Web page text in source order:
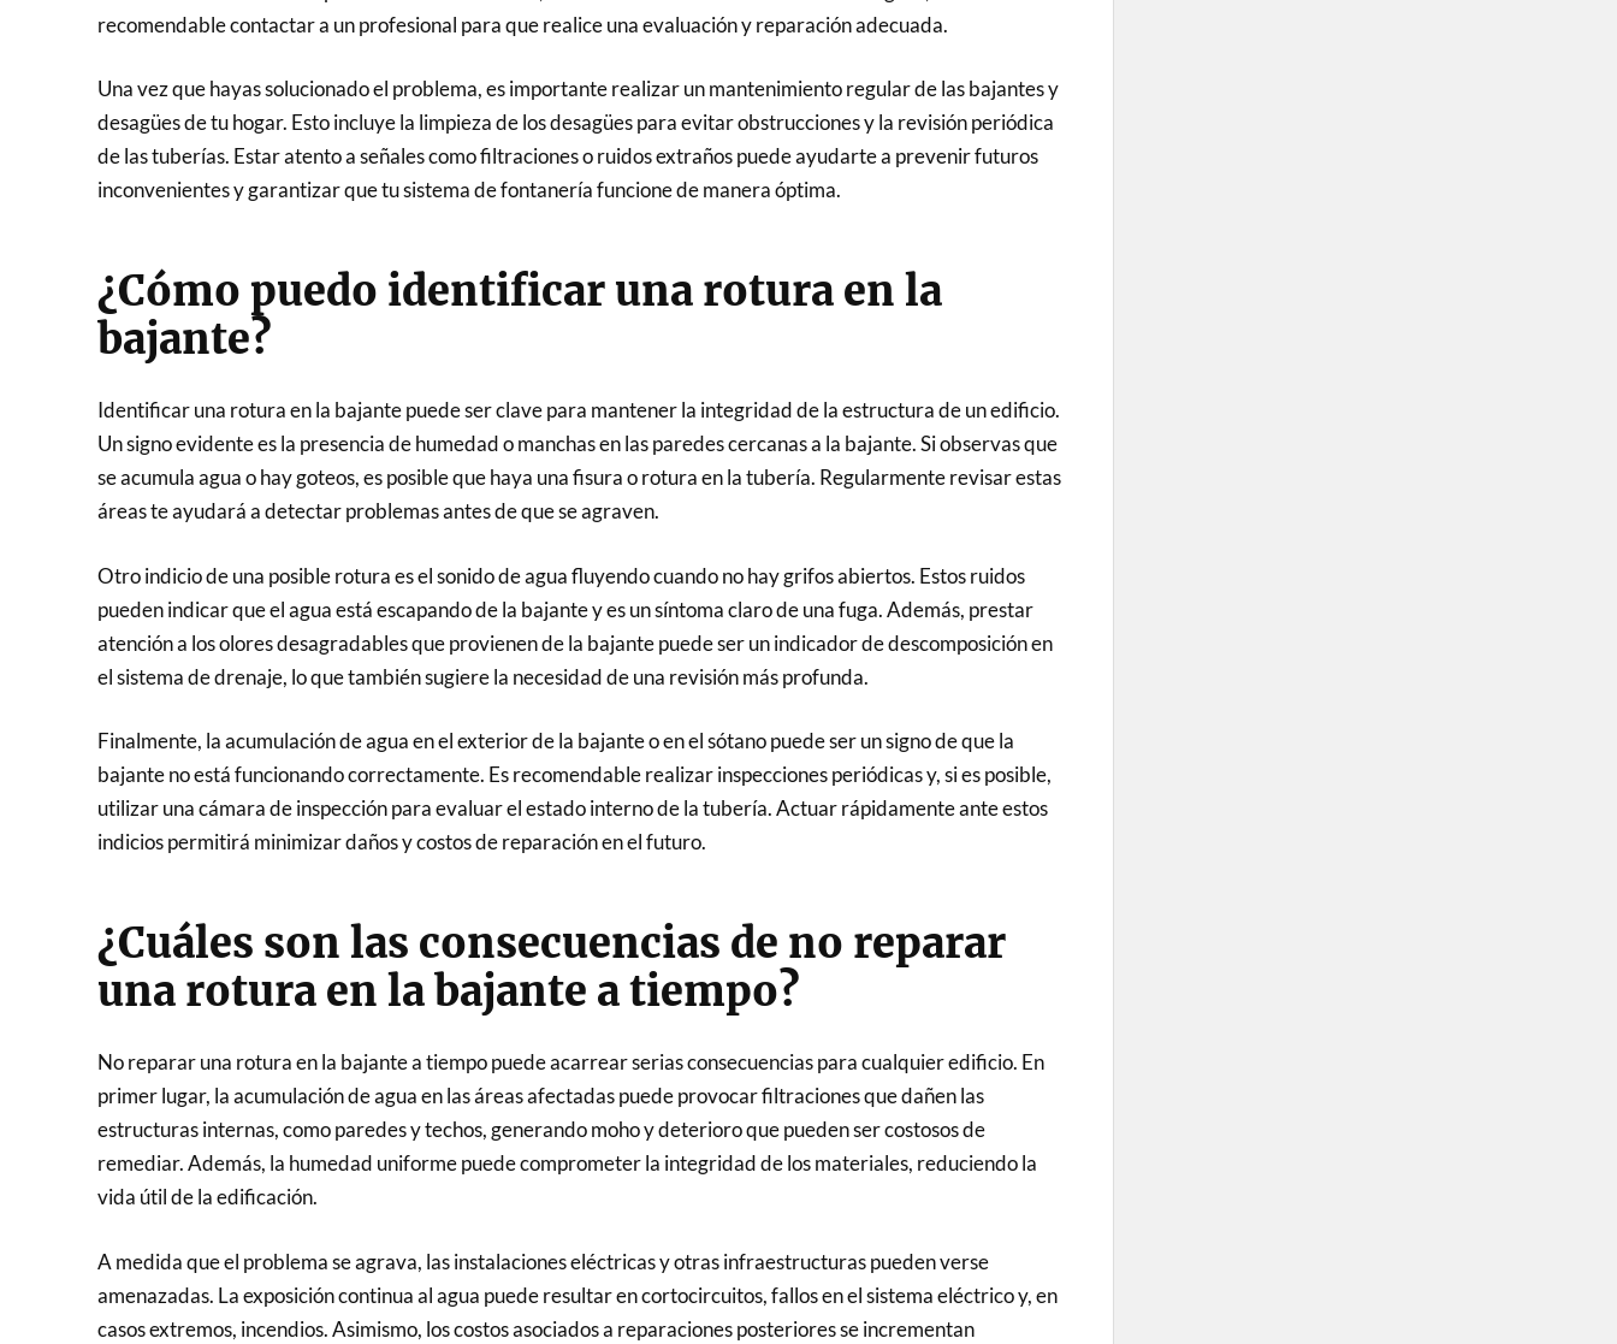
recomendable contactar a un profesional para que realice una evaluación y reparación adecuada.
Una vez que hayas solucionado el problema, es importante realizar un mantenimiento regular de las bajantes y
desagües de tu hogar. Esto incluye la limpieza de los desagües para evitar obstrucciones y la revisión periódica
de las tuberías. Estar atento a señales como filtraciones o ruidos extraños puede ayudarte a prevenir futuros
inconvenientes y garantizar que tu sistema de fontanería funcione de manera óptima.
¿Cómo puedo identificar una rotura en la
bajante?
Identificar una rotura en la bajante puede ser clave para mantener la integridad de la estructura de un edificio.
Un signo evidente es la presencia de humedad o manchas en las paredes cercanas a la bajante. Si observas que
se acumula agua o hay goteos, es posible que haya una fisura o rotura en la tubería. Regularmente revisar estas
áreas te ayudará a detectar problemas antes de que se agraven.
Otro indicio de una posible rotura es el sonido de agua fluyendo cuando no hay grifos abiertos. Estos ruidos
pueden indicar que el agua está escapando de la bajante y es un síntoma claro de una fuga. Además, prestar
atención a los olores desagradables que provienen de la bajante puede ser un indicador de descomposición en
el sistema de drenaje, lo que también sugiere la necesidad de una revisión más profunda.
Finalmente, la acumulación de agua en el exterior de la bajante o en el sótano puede ser un signo de que la
bajante no está funcionando correctamente. Es recomendable realizar inspecciones periódicas y, si es posible,
utilizar una cámara de inspección para evaluar el estado interno de la tubería. Actuar rápidamente ante estos
indicios permitirá minimizar daños y costos de reparación en el futuro.
¿Cuáles son las consecuencias de no reparar
una rotura en la bajante a tiempo?
No reparar una rotura en la bajante a tiempo puede acarrear serias consecuencias para cualquier edificio. En
primer lugar, la acumulación de agua en las áreas afectadas puede provocar filtraciones que dañen las
estructuras internas, como paredes y techos, generando moho y deterioro que pueden ser costosos de
remediar. Además, la humedad uniforme puede comprometer la integridad de los materiales, reduciendo la
vida útil de la edificación.
A medida que el problema se agrava, las instalaciones eléctricas y otras infraestructuras pueden verse
amenazadas. La exposición continua al agua puede resultar en cortocircuitos, fallos en el sistema eléctrico y, en
casos extremos, incendios. Asimismo, los costos asociados a reparaciones posteriores se incrementan